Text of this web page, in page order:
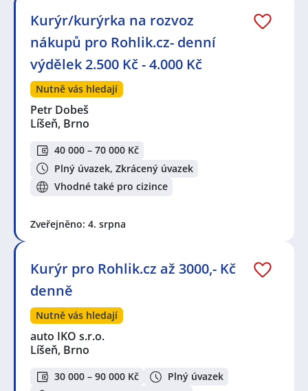
Kurýr/kurýrka na rozvoz
nákupů pro Rohlik.cz- denní
výdělek 2.500 Kč - 4.000 Kč
Nutně vás hledají
Petr Dobeš
Líšeň, Brno
40 000 – 70 000 Kč
Plný úvazek, Zkrácený úvazek
Vhodné také pro cizince
Zveřejněno: 4. srpna
Kurýr pro Rohlik.cz až 3000,- Kč
denně
Nutně vás hledají
auto IKO s.r.o.
Líšeň, Brno
30 000 – 90 000 Kč
Plný úvazek